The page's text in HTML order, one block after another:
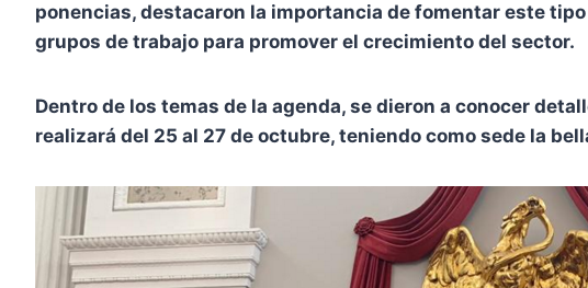
ponencias, destacaron la importancia de fomentar este
grupos de trabajo para promover el crecimiento del sector.
Dentro de los temas de la agenda, se dieron a conocer
realizará del 25 al 27 de octubre, teniendo como sede la